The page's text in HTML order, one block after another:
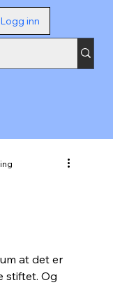
Logg inn
at det er
stiftet. Og